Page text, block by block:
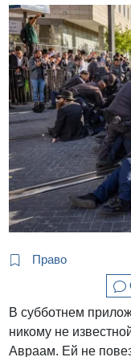
Право
В субботнем
никому не
Авраам. Ей не